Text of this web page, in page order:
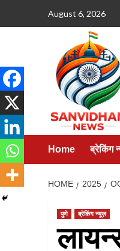
August 6, 2026
Home ब्रेकिंग
HOME 2025
पुणे ब्रेकिंग न्यूज़